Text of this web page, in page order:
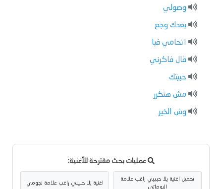
وصولي
بعدك وجع
اتحامي فيا
قال فاكرني
حبيتك
مش هتكرر
وش الخير
عمليات بحث مقترحة للأغنية:
تحميل اغنية يلا حبيبي راغب علامة
البوماتي
اغنية يلا حبيبي راغب علامة نجومي